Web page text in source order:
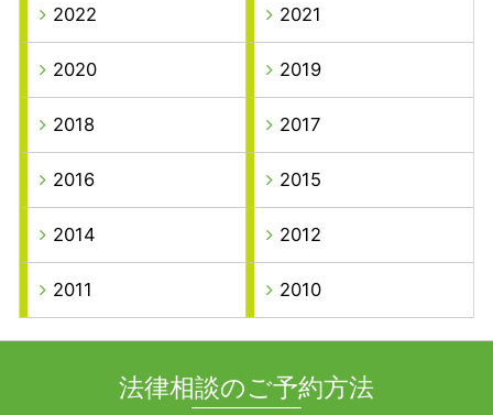
2022 2021
2020 2019
2018 2017
2016 2015
2014 2012
2011 2010
法律相談のご予約方法